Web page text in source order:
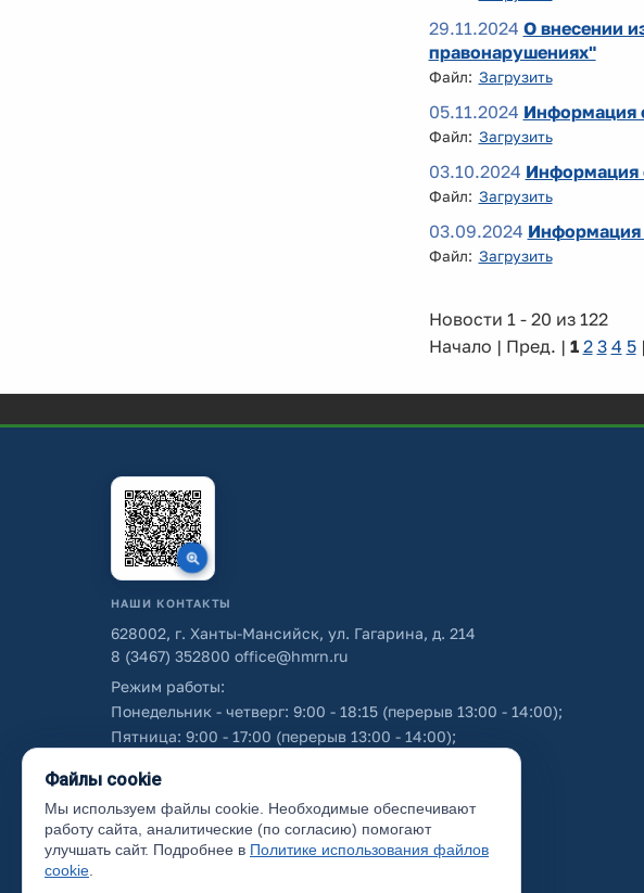
29.11.2024 О внесении
правонарушениях"
Файл: Загрузить
05.11.2024 Информация
Файл: Загрузить
03.10.2024 Информация
Файл: Загрузить
03.09.2024 Информация
Файл: Загрузить
Новости 1 - 20 из 122
Начало | Пред. | 1 2 3 4 5|
НАШИ КОНТАКТЫ
628002, г. Ханты-Мансийск, ул. Гагарина, д. 214
8 (3467) 352800 office@hmrn.ru
Режим работы:
Понедельник - четверг: 9:00 - 18:15 (перерыв 13:00 - 14:00);
Пятница: 9:00 - 17:00 (перерыв 13:00 - 14:00);
Об использовании персональных данных
Файлы cookie
Мы используем файлы cookie. Необходимые обеспечивают
работу сайта, аналитические (по согласию) помогают
улучшать сайт. Подробнее в Политике использования файлов
cookie